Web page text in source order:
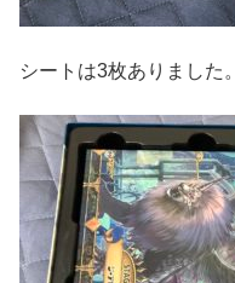
シートは3枚ありました。